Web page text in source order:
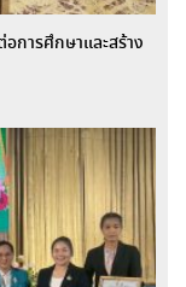
การศึกษาและสร้าง